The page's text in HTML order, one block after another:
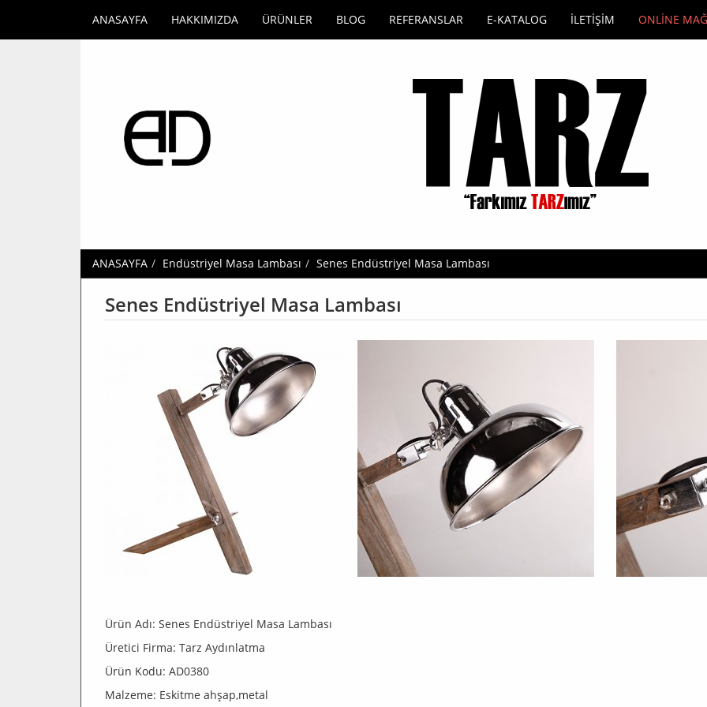
ANASAYFA HAKKIMIZDA ÜRÜNLER BLOG REFERANSLAR E-KATALOG İLETİŞİM ONLİNE
ANASAYFA Endüstriyel Masa Lambası Senes Endüstriyel Masa Lambası
Senes Endüstriyel Masa Lambası
Ürün Adı: Senes Endüstriyel Masa Lambası
Üretici Firma: Tarz Aydınlatma
Ürün Kodu: AD0380
Malzeme: Eskitme ahşap,metal